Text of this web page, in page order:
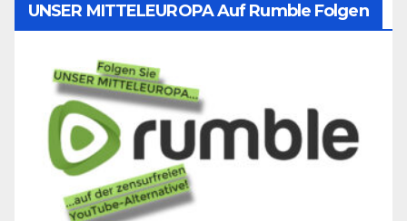
UNSER MITTELEUROPA Auf Rumble Folgen